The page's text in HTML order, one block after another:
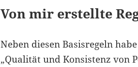
Von mir erstellte
Neben diesen Basisregeln
„Qualität und Konsistenz von